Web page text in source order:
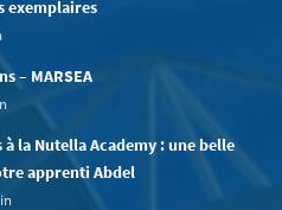
exemplaires
– MARSEA
à la Nutella Academy : une belle
apprenti Abdel